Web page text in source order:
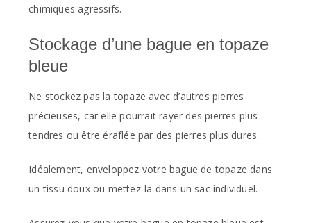
chimiques agressifs.
Stockage d’une bague en topaze
bleue
Ne stockez pas la topaze avec d’autres pierres
précieuses, car elle pourrait rayer des pierres plus
tendres ou être éraflée par des pierres plus dures.
Idéalement, enveloppez votre bague de topaze dans
un tissu doux ou mettez-la dans un sac individuel.